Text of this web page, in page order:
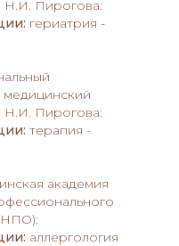
Н.И. Пирогова:
гериатрия -
медицинский
Н.И. Пирогова:
терапия -
академия
аллергология